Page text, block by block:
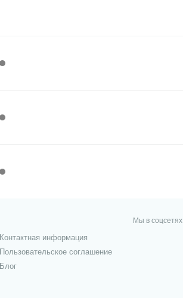
Контактная информация
Пользовательское соглашение
Блог
Мы в соцсетях